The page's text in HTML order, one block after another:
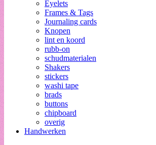
Eyelets
Frames & Tags
Journaling cards
Knopen
lint en koord
rubb-on
schudmaterialen
Shakers
stickers
washi tape
brads
buttons
chipboard
overig
Handwerken